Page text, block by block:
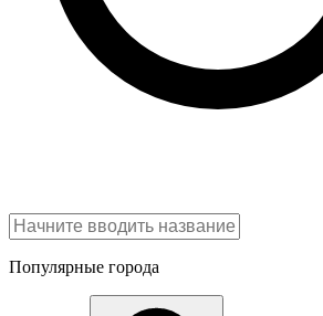
Популярные города